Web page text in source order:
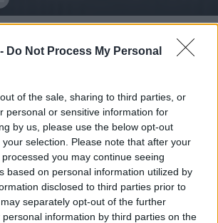
Do Not Process My Personal
of the sale, sharing to third parties, or
personal or sensitive information for
by us, please use the below opt-out
selection. Please note that after your
you may continue seeing
based on personal information utilized by
disclosed to third parties prior to
separately opt-out of the further
information by third parties on the
légiközlekedés teljes
és a 2019-es szint elérését.
a Liszt Ferenc repülőteret
Airport
optimistább: "a
képest előbb tudunk